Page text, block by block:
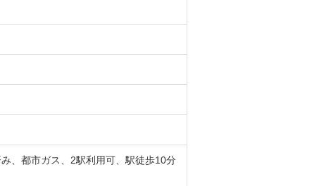
、都市ガス、2駅利用可、駅徒歩10分